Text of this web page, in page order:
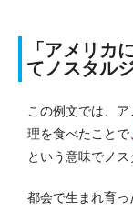
「アメリカ
てノスタル
この例文では、
理を食べたことで
という意味でノス
都会で生まれ育